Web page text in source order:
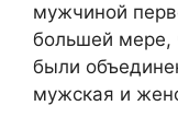
мужчиной
большей
были
мужская и